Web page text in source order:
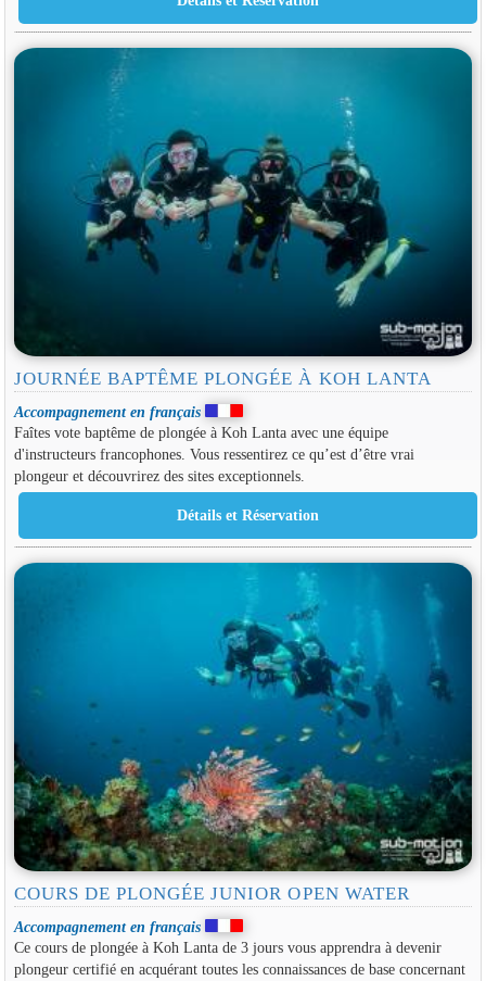
JOURNÉE BAPTÊME PLONGÉE À KOH LANTA
Accompagnement en français
Faîtes vote baptême de plongée à Koh Lanta avec une équipe
d'instructeurs francophones. Vous ressentirez ce qu’est d’être vrai
plongeur et découvrirez des sites exceptionnels.
COURS DE PLONGÉE JUNIOR OPEN WATER
Accompagnement en français
Ce cours de plongée à Koh Lanta de 3 jours vous apprendra à devenir
plongeur certifié en acquérant toutes les connaissances de base concernant